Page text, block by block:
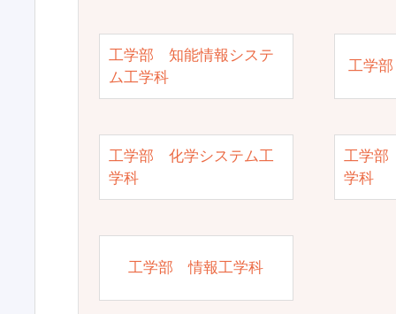
工学部 知能情報システ
ム工学科
工学
工学部 化学システム工
学科
工学部
学科
工学部 情報工学科